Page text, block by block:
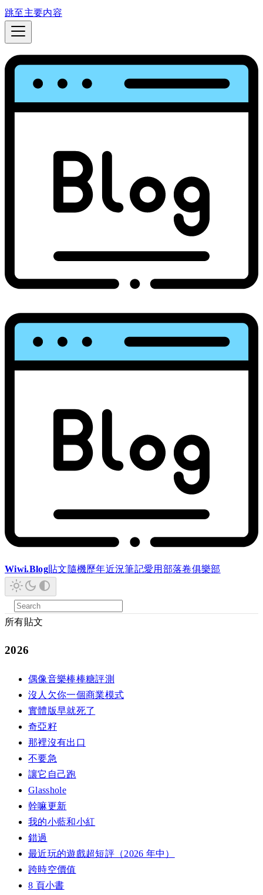
跳至主要内容
Wiwi.Blog貼文隨機歷年近況筆記愛用 部落卷俱樂部
所有貼文
2026
偶像音樂棒棒糖評測
沒人欠你一個商業模式
實體版早就死了
奇亞籽
那裡沒有出口
不要急
讓它自己跑
Glasshole
幹嘛更新
我的小藍和小紅
錯過
最近玩的遊戲超短評（2026 年中）
跨時空價值
8 頁小書